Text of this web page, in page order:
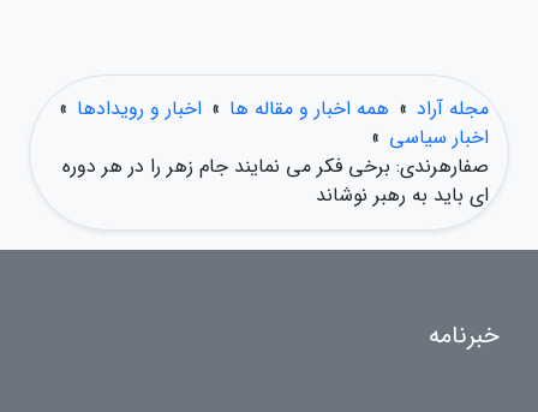
مجله آراد » همه اخبار و مقاله ها » اخبار و رویدادها »
اخبار سیاسی »
صفارهرندی: برخی فکر می نمایند جام زهر را در هر دوره
ای باید به رهبر نوشاند
خبرنامه